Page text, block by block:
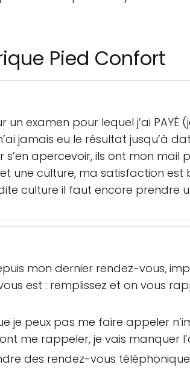
Pied Confort
un examen pour lequel j’ai
jamais eu le résultat jusqu’à
apercevoir, ils ont mon
une culture, ma satisfaction est
culture il faut encore prendre
mon dernier rendez-vous,
est : remplissez et on vous
je peux pas me faire appeler
me rappeler, je vais manquer
des rendez-vous